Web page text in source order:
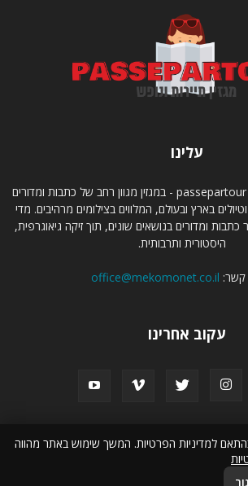
עלינו
מגזין תיירות בארץ ובחול passepartour - במגזין מגוון רחב של כתבות ומדורים
בארץ ובעולם, המלווים בצילומים מרהיבים. מדי
ומדורים בנושאים שונים, תוך זיקה גיאוגרפית,
היסטורית ותרבותית.
קשר: office@mekomonet.co.il
עקוב אחרינו
קבוצת מקומונט מחפשים כותבים
טיול לסלוניקי
למדיניות הפרטיות. המשך שימוש באתר מהווה